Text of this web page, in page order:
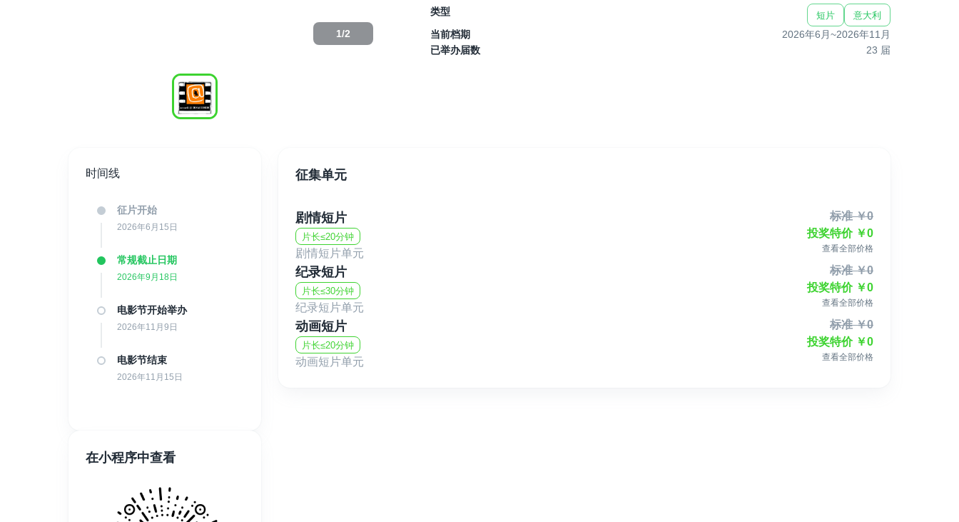
1/2
电影节采用内容丰富、多元化的活动形式。在影片展映期间，主办方将组织导演、制片人、演员等主创人
员与观众面对面交流。影迷、电影行业从业者、专业人士以及文化工作者将在轻松开放的氛围中展开深入
类型 短片 意大利
当前档期 2026年6月~2026年11月
已举办届数
23 届
时间线
征片开始
2026年6月15日
常规截止日期
2026年9月18日
电影节开始举办
2026年11月9日
电影节结束
2026年11月15日
在小程序中查看
征集单元
剧情短片
片长≤20分钟
剧情短片单元
标准￥0
投奖特价￥0
查看全部价格
纪录短片
片长≤30分钟
纪录短片单元
标准￥0
投奖特价￥0
查看全部价格
动画短片
片长≤20分钟
动画短片单元
标准￥0
投奖特价￥0
查看全部价格